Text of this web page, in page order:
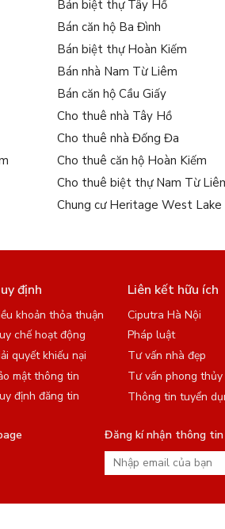
Bán biệt thự Tây Hồ
Bán căn hộ Ba Đình
Bán biệt thự Hoàn Kiếm
Bán nhà Nam Từ Liêm
Bán căn hộ Cầu Giấy
Cho thuê nhà Tây Hồ
Cho thuê nhà Đống Đa
Cho thuê căn hộ Hoàn Kiếm
Cho thuê biệt thự Nam Từ
Chung cư Heritage West Lake
định
khoản thỏa thuận
chế hoạt động
quyết khiếu nại
mật thông tin
định đăng tin
Liên kết hữu ích
Ciputra Hà Nội
Pháp luật
Tư vấn nhà đẹp
Tư vấn phong thủy
Thông tin tuyển
Đăng kí nhận thông